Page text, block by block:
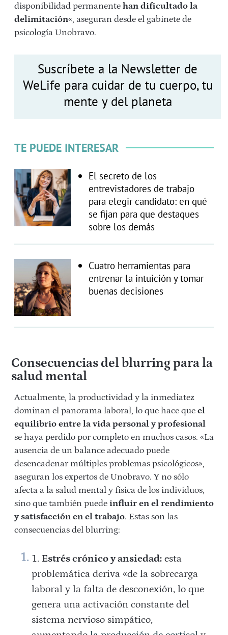
disponibilidad permanente han dificultado la
delimitación«, aseguran desde el gabinete de
psicología Unobravo.
Suscríbete a la Newsletter de
WeLife para cuidar de tu cuerpo, tu
mente y del planeta
TE PUEDE INTERESAR
El secreto de los
entrevistadores de trabajo
para elegir candidato: en qué
se fijan para que destaques
sobre los demás
Cuatro herramientas para
entrenar la intuición y tomar
buenas decisiones
Consecuencias del blurring para la
salud mental
Actualmente, la productividad y la inmediatez
dominan el panorama laboral, lo que hace que el
equilibrio entre la vida personal y profesional
se haya perdido por completo en muchos casos. «La
ausencia de un balance adecuado puede
desencadenar múltiples problemas psicológicos»,
aseguran los expertos de Unobravo. Y no sólo
afecta a la salud mental y física de los individuos,
sino que también puede influir en el rendimiento
y satisfacción en el trabajo. Estas son las
consecuencias del blurring:
Estrés crónico y ansiedad:esta
problemática deriva «de la sobrecarga
laboral y la falta de desconexión, lo que
genera una activación constante del
sistema nervioso simpático,